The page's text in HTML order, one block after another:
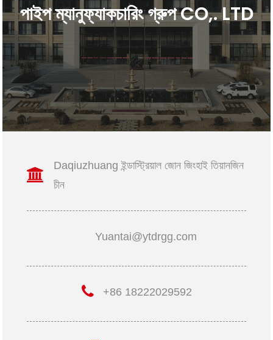
পাইপ ম্যানুফ্যাকচারিং গ্রুপ CO,. LTD
Daqiuzhuang ইন্ডাস্ট্রিয়াল জোন জিংহাই তিয়ানজিন
চীন
Yuantai@ytdrgg.com
+86 18222029592